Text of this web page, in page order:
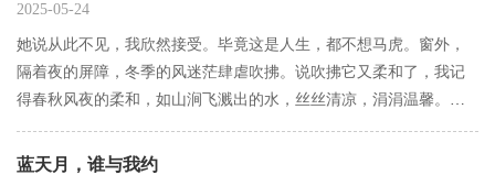
2025-05-24
她说从此不见，我欣然接受。毕竟这是人生，都不想马虎。窗外，
隔着夜的屏障，冬季的风迷茫肆虐吹拂。说吹拂它又柔和了，我记
得春秋风夜的柔和，如山涧飞溅出的水，丝丝清凉，涓涓温馨。带
着醒世无华，叮嘱我也叮嘱每一个心间灵魂，剩下的无需紧握。你
说潜移默化，我说时过境迁。但有一天，我还会回到这山间温存。※
蓝天月，谁与我约